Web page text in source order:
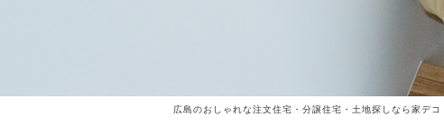
広島のおしゃれな注文住宅・分譲住宅・土地探しなら家デコ